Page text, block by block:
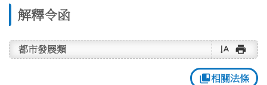
解釋令函
都市發展類 text_rotate_vertical print
collections_bookmark相關法條